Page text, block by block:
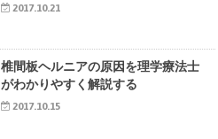
2017.10.21
椎間板ヘルニアの原因を理学療法士
がわかりやすく解説する
2017.10.15